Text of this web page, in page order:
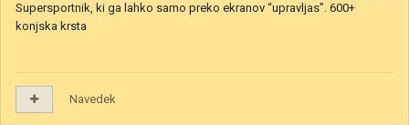
Supersportnik, ki ga lahko samo preko ekranov “upravljas”. 600+
konjska krsta
Navedek